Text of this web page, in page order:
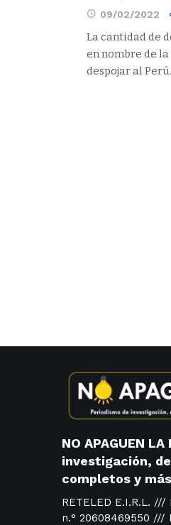
09/02/2022
La cantidad de
en nombre de la
despojar al
NO APAGUEN
investigación,
completos y más
RETELED E.I.R.L. ///
n.° 20608469550 ///